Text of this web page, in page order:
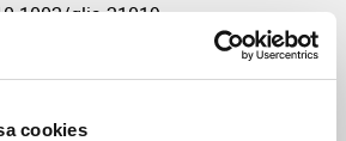
cookies
glia.21019